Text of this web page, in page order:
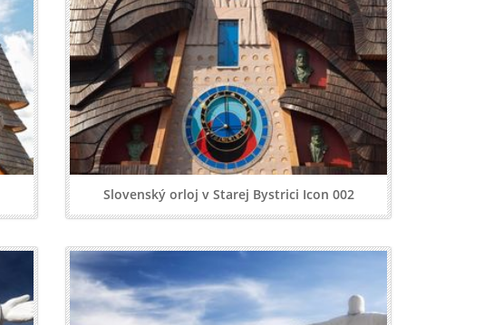
Slovenský orloj v Starej Bystrici Icon 002